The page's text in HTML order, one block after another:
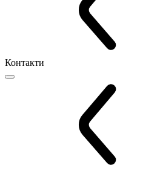
Контакти